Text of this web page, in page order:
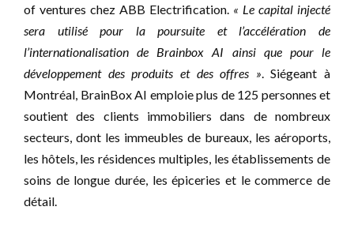
of ventures chez ABB Electrification. « Le capital injecté
sera utilisé pour la poursuite et l’accélération de
l’internationalisation de Brainbox AI ainsi que pour le
développement des produits et des offres ». Siégeant à
Montréal, BrainBox AI emploie plus de 125 personnes et
soutient des clients immobiliers dans de nombreux
secteurs, dont les immeubles de bureaux, les aéroports,
les hôtels, les résidences multiples, les établissements de
soins de longue durée, les épiceries et le commerce de
détail.